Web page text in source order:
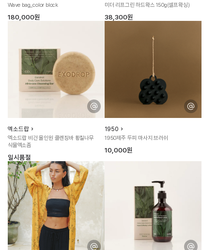
Wave bag_color block
180,000원
미더 리프그린 하드왁스 150g(셀프왁싱)
38,300원
엑소드랍
엑소드랍 비건 올인원 클렌징바 황칠나무
식물엑소좀
일시품절
1950
1950제주 두피 마사지 브러쉬
10,000원